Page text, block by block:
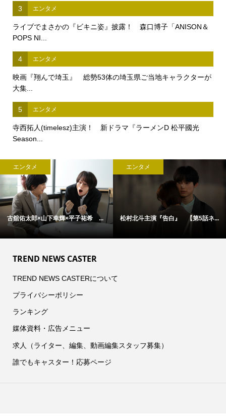
3 エンタメ
ライブでまさかの『ビキニ姿』披露！ 森口博子「ANISON＆
POPS NI...
4 エンタメ
映画『翔んで埼玉』 総勢53体の埼玉県ご当地キャラクターが
大集...
5 エンタメ
寺西拓人(timelesz)主演！ 新ドラマ『ラーメンD 松平國光
Season...
エンタメ
古舘佑太郎×山下幸輝×平子祐希 ...
エンタメ
松村北斗主演『告白』 【第5話ネ...
TREND NEWS CASTER
TREND NEWS CASTERについて
プライバシーポリシー
ランキング
媒体資料・広告メニュー
求人（ライター、編集、動画編集スタッフ募集）
誰でもキャスター！応募ページ